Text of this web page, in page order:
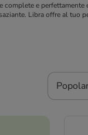
e perfettamente
Libra offre al tuo